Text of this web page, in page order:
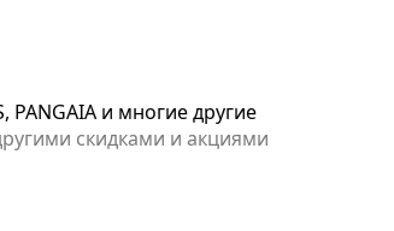
и многие другие
скидками и акциями